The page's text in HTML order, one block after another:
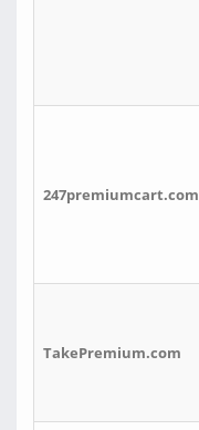
247premiumcart.com
TakePremium.com